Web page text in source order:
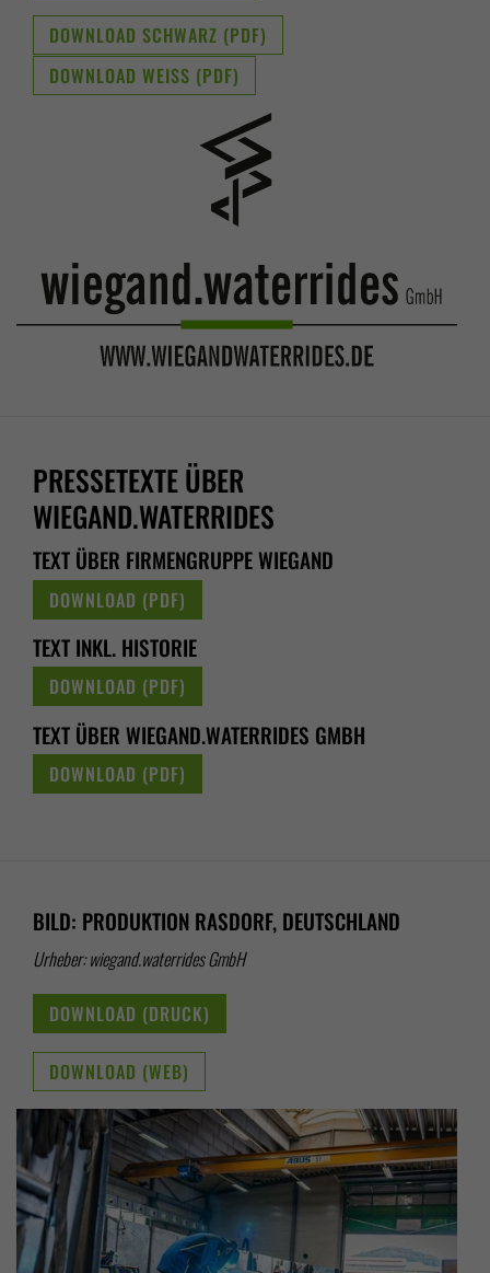
DOWNLOAD SCHWARZ (PDF)
DOWNLOAD WEISS (PDF)
PRESSETEXTE ÜBER
WIEGAND.WATERRIDES
TEXT ÜBER FIRMENGRUPPE WIEGAND
DOWNLOAD (PDF)
TEXT INKL. HISTORIE
DOWNLOAD (PDF)
TEXT ÜBER WIEGAND.WATERRIDES GMBH
DOWNLOAD (PDF)
BILD: PRODUKTION RASDORF, DEUTSCHLAND
Urheber: wiegand.waterrides GmbH
DOWNLOAD (DRUCK)
DOWNLOAD (WEB)